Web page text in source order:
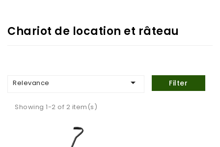
Chariot de location et râteau
Relevance  Filter
Showing 1-2 of 2 item(s)